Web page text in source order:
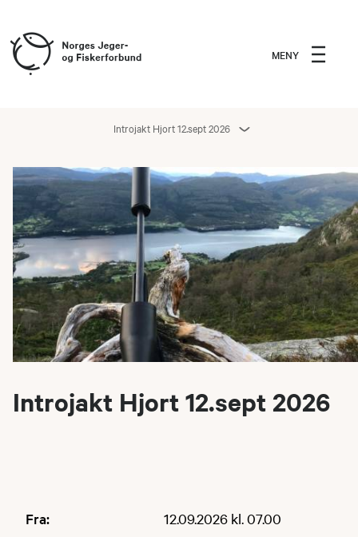
MENY
Introjakt Hjort 12.sept 2026
Introjakt Hjort 12.sept 2026
Fra: 12.09.2026 kl. 07.00